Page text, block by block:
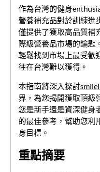
作為台灣的健身
營養補充品對於訓練進
僅提供了獲取高品質補
際級營養品市場的鑰匙
輕鬆找到市場上最受歡
往在台灣難以獲得。
本指南將深入探討
界，為您揭開獲取頂級
您是新手還是資深健身
的最佳參考，幫助您利
身目標。
重點摘要